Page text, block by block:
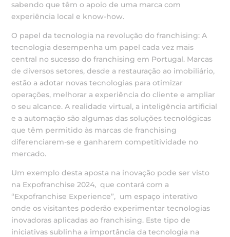
sabendo que têm o apoio de uma marca com
experiência local e know-how.
O papel da tecnologia na revolução do franchising: A
tecnologia desempenha um papel cada vez mais
central no sucesso do franchising em Portugal. Marcas
de diversos setores, desde a restauração ao imobiliário,
estão a adotar novas tecnologias para otimizar
operações, melhorar a experiência do cliente e ampliar
o seu alcance. A realidade virtual, a inteligência artificial
e a automação são algumas das soluções tecnológicas
que têm permitido às marcas de franchising
diferenciarem-se e ganharem competitividade no
mercado.
Um exemplo desta aposta na inovação pode ser visto
na Expofranchise 2024, que contará com a
“Expofranchise Experience”, um espaço interativo
onde os visitantes poderão experimentar tecnologias
inovadoras aplicadas ao franchising. Este tipo de
iniciativas sublinha a importância da tecnologia na